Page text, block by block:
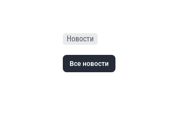
Новости
Все новости